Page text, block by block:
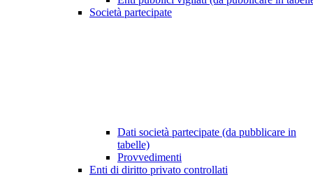
Società partecipate
Dati società partecipate (da pubblicare in
tabelle)
Provvedimenti
Enti di diritto privato controllati